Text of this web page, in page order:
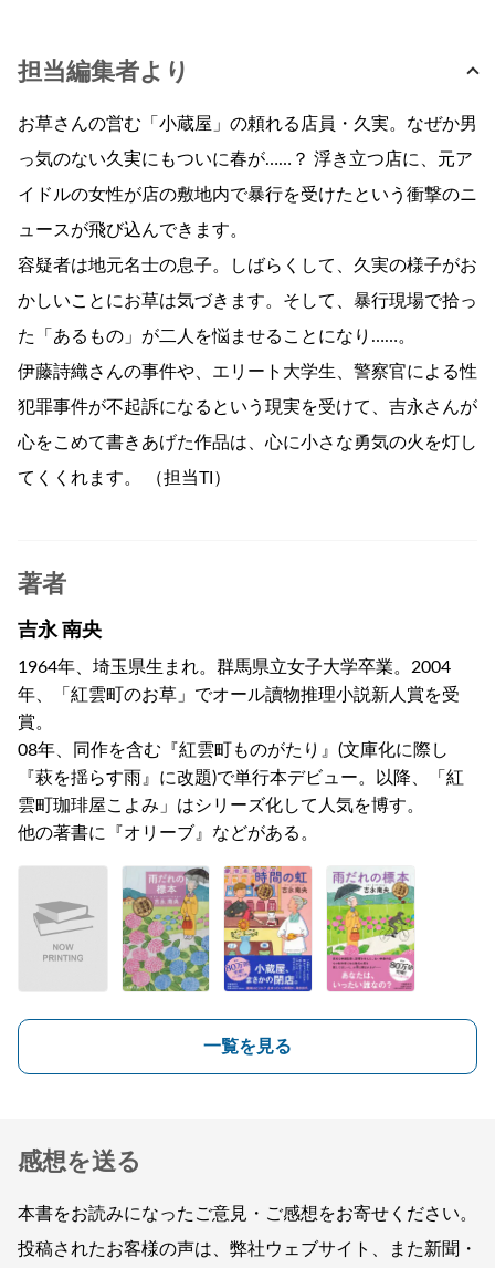
担当編集者より
お草さんの営む「小蔵屋」の頼れる店員・久実。なぜか男
っ気のない久実にもついに春が……？ 浮き立つ店に、元ア
イドルの女性が店の敷地内で暴行を受けたという衝撃のニ
ュースが飛び込んできます。
容疑者は地元名士の息子。しばらくして、久実の様子がお
かしいことにお草は気づきます。そして、暴行現場で拾っ
た「あるもの」が二人を悩ませることになり……。
伊藤詩織さんの事件や、エリート大学生、警察官による性
犯罪事件が不起訴になるという現実を受けて、吉永さんが
心をこめて書きあげた作品は、心に小さな勇気の火を灯し
てくくれます。 （担当TI）
著者
吉永 南央
1964年、埼玉県生まれ。群馬県立女子大学卒業。2004
年、「紅雲町のお草」でオール讀物推理小説新人賞を受
賞。
08年、同作を含む『紅雲町ものがたり』(文庫化に際し
『萩を揺らす雨』に改題)で単行本デビュー。以降、「紅
雲町珈琲屋こよみ」はシリーズ化して人気を博す。
他の著書に『オリーブ』などがある。
一覧を見る
感想を送る
本書をお読みになったご意見・ご感想をお寄せください。
投稿されたお客様の声は、弊社ウェブサイト、また新聞・